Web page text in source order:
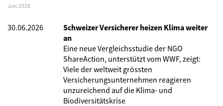
Juni 2026
30.06.2026
Schweizer Versicherer heizen Klima weiter
an
Eine neue Vergleichsstudie der NGO
ShareAction, unterstützt vom WWF, zeigt:
Viele der weltweit grössten
Versicherungsunternehmen reagieren
unzureichend auf die Klima- und
Biodiversitätskrise